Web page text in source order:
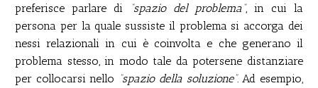
preferisce parlare di
“spazio del problema”, in cui la
persona per la quale sussiste il problema si accorga dei
nessi relazionali in cui è coinvolta e che generano il
problema stesso, in modo tale da potersene distanziare
per collocarsi nello “spazio della soluzione”. Ad esempio,